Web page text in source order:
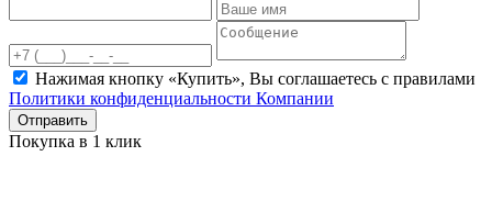
Нажимая кнопку «Купить», Вы соглашаетесь c правилами
Политики конфиденциальности Компании
Отправить
Покупка в 1 клик